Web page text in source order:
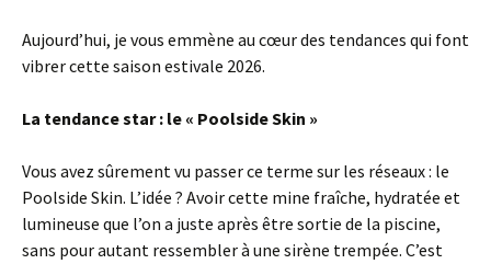
Aujourd’hui, je vous emmène au cœur des tendances qui font
vibrer cette saison estivale 2026.
La tendance star : le « Poolside Skin »
Vous avez sûrement vu passer ce terme sur les réseaux : le
Poolside Skin. L’idée ? Avoir cette mine fraîche, hydratée et
lumineuse que l’on a juste après être sortie de la piscine,
sans pour autant ressembler à une sirène trempée. C’est